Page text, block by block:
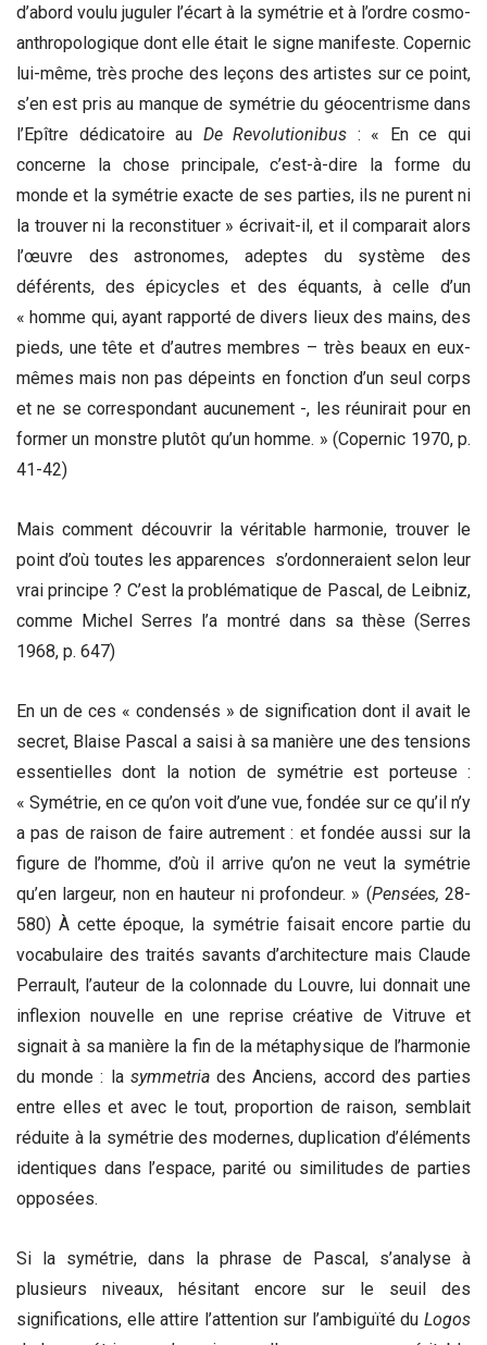
d’abord voulu juguler l’écart à la symétrie et à l’ordre cosmo-
anthropologique dont elle était le signe manifeste. Copernic
lui-même, très proche des leçons des artistes sur ce point,
s’en est pris au manque de symétrie du géocentrisme dans
l’Epître dédicatoire au De Revolutionibus : « En ce qui
concerne la chose principale, c’est-à-dire la forme du
monde et la symétrie exacte de ses parties, ils ne purent ni
la trouver ni la reconstituer » écrivait-il, et il comparait alors
l’œuvre des astronomes, adeptes du système des
déférents, des épicycles et des équants, à celle d’un
« homme qui, ayant rapporté de divers lieux des mains, des
pieds, une tête et d’autres membres – très beaux en eux-
mêmes mais non pas dépeints en fonction d’un seul corps
et ne se correspondant aucunement -, les réunirait pour en
former un monstre plutôt qu’un homme. » (Copernic 1970, p.
41-42)
Mais comment découvrir la véritable harmonie, trouver le
point d’où toutes les apparences s’ordonneraient selon leur
vrai principe ? C’est la problématique de Pascal, de Leibniz,
comme Michel Serres l’a montré dans sa thèse (Serres
1968, p. 647)
En un de ces « condensés » de signification dont il avait le
secret, Blaise Pascal a saisi à sa manière une des tensions
essentielles dont la notion de symétrie est porteuse :
« Symétrie, en ce qu’on voit d’une vue, fondée sur ce qu’il n’y
a pas de raison de faire autrement : et fondée aussi sur la
figure de l’homme, d’où il arrive qu’on ne veut la symétrie
qu’en largeur, non en hauteur ni profondeur. » (Pensées, 28-
580) À cette époque, la symétrie faisait encore partie du
vocabulaire des traités savants d’architecture mais Claude
Perrault, l’auteur de la colonnade du Louvre, lui donnait une
inflexion nouvelle en une reprise créative de Vitruve et
signait à sa manière la fin de la métaphysique de l’harmonie
du monde : la symmetriades Anciens, accord des parties
entre elles et avec le tout, proportion de raison, semblait
réduite à la symétrie des modernes, duplication d’éléments
identiques dans l’espace, parité ou similitudes de parties
opposées.
Si la symétrie, dans la phrase de Pascal, s’analyse à
plusieurs niveaux, hésitant encore sur le seuil des
significations, elle attire l’attention sur l’ambiguïté du Logos